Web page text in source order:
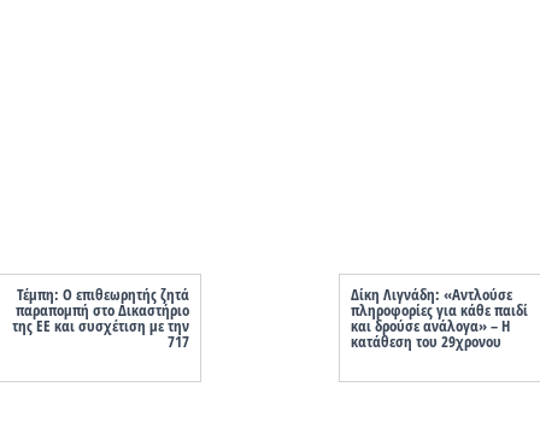
Τέμπη: Ο επιθεωρητής ζητά
παραπομπή στο Δικαστήριο
της ΕΕ και συσχέτιση με την
717
Δίκη Λιγνάδη: «Αντλούσε
πληροφορίες για κάθε παιδί
και δρούσε ανάλογα» – Η
κατάθεση του 29χρονου